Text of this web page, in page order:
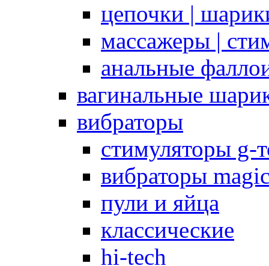
цепочки |
массажеры |
анальные
вагинальные
вибраторы
стимуляторы g-
вибраторы
пули и яйца
классические
hi-tech